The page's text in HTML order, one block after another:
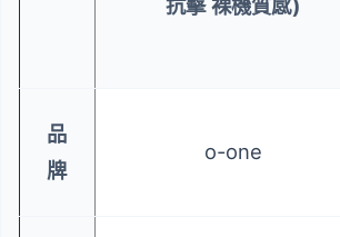
抗擊 裸機質感)
品
牌
o-one